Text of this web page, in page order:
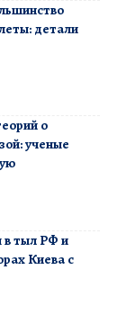
детали
о
ученые
в тыл РФ и
Киева с